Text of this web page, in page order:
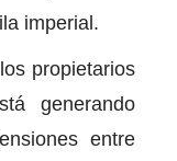
imperial.
propietarios
generando
entre